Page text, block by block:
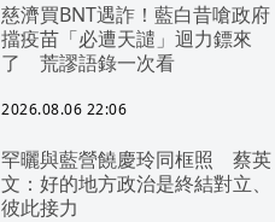
慈濟買BNT遇詐！藍白昔嗆政府
擋疫苗「必遭天譴」迴力鏢來
了 荒謬語錄一次看
2026.08.06 22:06
罕曬與藍營饒慶玲同框照 蔡英
文：好的地方政治是終結對立、
彼此接力